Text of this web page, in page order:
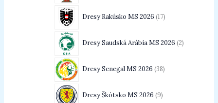
Dresy Rakúsko MS 2026 17
Dresy Saudská Arábia MS 2026 2
Dresy Senegal MS 2026 38
Dresy Škótsko MS 2026 9